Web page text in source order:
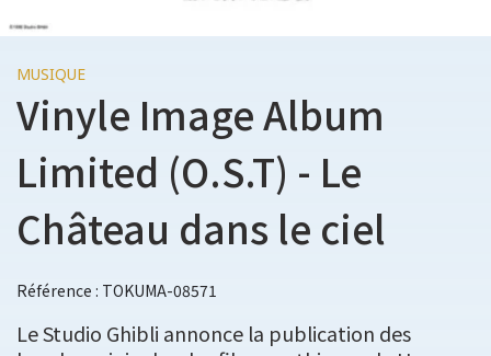
MUSIQUE
Vinyle Image Album
Limited (O.S.T) - Le
Château dans le ciel
Référence : TOKUMA-08571
Le Studio Ghibli annonce la publication des